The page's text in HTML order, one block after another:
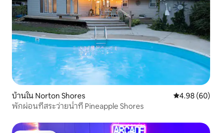
บ้านใน Norton Shores คะแนนเฉลี่ย
4.98 (60)
พักผ่อนที่สระว่ายน้ำที่ Pineapple Shores